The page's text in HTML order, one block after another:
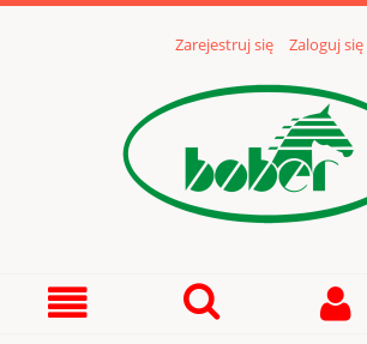
Zarejestruj się Zaloguj się